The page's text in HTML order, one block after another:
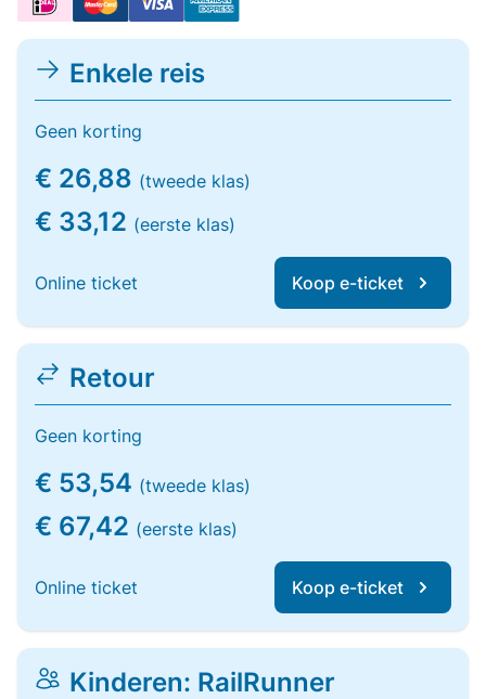
Enkele reis
Geen korting
€ 26,88 (tweede klas)
€ 33,12 (eerste klas)
Online ticket Koop e-ticket
Retour
Geen korting
€ 53,54 (tweede klas)
€ 67,42 (eerste klas)
Online ticket Koop e-ticket
Kinderen: RailRunner